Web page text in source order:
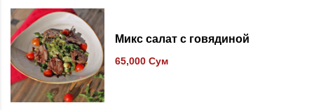
В список желаний
Микс салат с говядиной
65,000 Сум